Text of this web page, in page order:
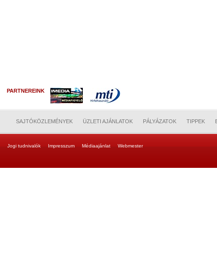
PARTNEREINK
SAJTÓKÖZLEMÉNYEK ÜZLETI AJÁNLATOK PÁLYÁZATOK TIPPEK
Jogi tudnivalók Impresszum Médiaajánlat Webmester